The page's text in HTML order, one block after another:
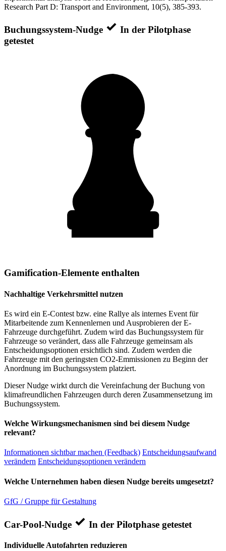
Research Part D: Transport and Environment, 10(5), 385-393.
Buchungssystem-Nudge
In der Pilotphase
getestet
Gamification-Elemente enthalten
Nachhaltige Verkehrsmittel nutzen
Es wird ein E-Contest bzw. eine Rallye als internes Event für
Mitarbeitende zum Kennenlernen und Ausprobieren der E-
Fahrzeuge durchgeführt. Zudem wird das Buchungssystem für
Fahrzeuge so verändert, dass alle Fahrzeuge gemeinsam als
Entscheidungsoptionen ersichtlich sind. Zudem werden die
Fahrzeuge mit den geringsten CO2-Emmissionen zu Beginn der
Anordnung im Buchungssystem platziert.
Dieser Nudge wirkt durch die Vereinfachung der Buchung von
klimafreundlichen Fahrzeugen durch deren Zusammensetzung im
Buchungssystem.
Welche Wirkungsmechanismen sind bei diesem Nudge
relevant?
Informationen sichtbar machen (Feedback) Entscheidungsaufwand
verändern Entscheidungsoptionen verändern
Welche Unternehmen haben diesen Nudge bereits umgesetzt?
GfG / Gruppe für Gestaltung
Car-Pool-Nudge In der Pilotphase getestet
Individuelle Autofahrten reduzieren